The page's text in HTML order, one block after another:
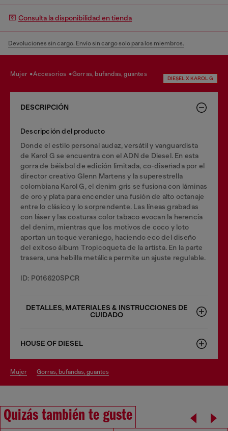
Consulta la disponibilidad en tienda
Devoluciones sin cargo. Envío sin cargo solo para los miembros.
mujer accesorios gorras, bufandas, guantes
DIESEL X KAROL G
DESCRIPCIÓN
Descripción del producto
Donde el estilo personal audaz, versátil y vanguardista
de Karol G se encuentra con el ADN de Diesel. En esta
gorra de béisbol de edición limitada, co-diseñada por el
director creativo Glenn Martens y la superestrella
colombiana Karol G, el denim gris se fusiona con láminas
de oro y plata para encender una fusión de alto octanaje
entre lo clásico y lo sorprendente. Las líneas grabadas
con láser y las costuras color tabaco evocan la herencia
del denim, mientras que los motivos de coco y loto
aportan un toque veraniego, haciendo eco del diseño
del exitoso álbum Tropicoqueta de la artista. En la parte
trasera, una hebilla metálica permite un ajuste regulable.
ID: P016620SPCR
DETALLES, MATERIALES & INSTRUCCIONES DE
CUIDADO
HOUSE OF DIESEL
mujer gorras, bufandas, guantes
Quizás también te guste